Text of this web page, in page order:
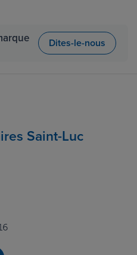
Dites-le-nous
Saint-Luc